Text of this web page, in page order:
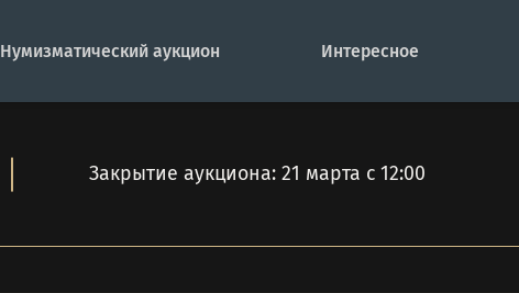
Нумизматический аукцион Интересное
Закрытие аукциона: 21 марта с 12:00